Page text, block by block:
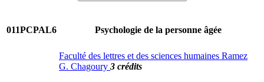
011PCPAL6 Psychologie de la personne âgée
Faculté des lettres et des sciences humaines Ramez
G. Chagoury 3 crédits